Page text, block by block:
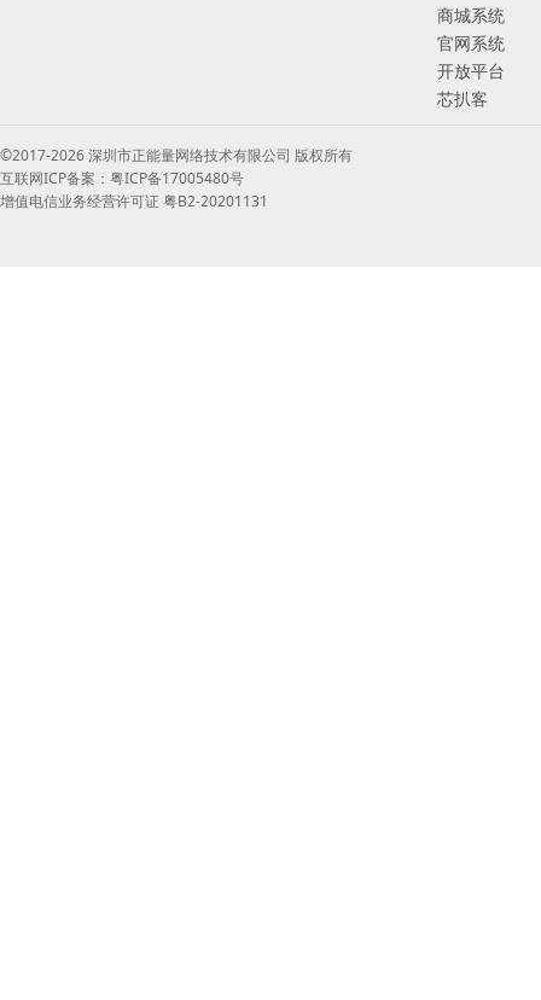
商城系统
官网系统
开放平台
芯扒客
©2017-2026 深圳市正能量网络技术有限公司 版权所有
互联网ICP备案：粤ICP备17005480号
增值电信业务经营许可证 粤B2-20201131